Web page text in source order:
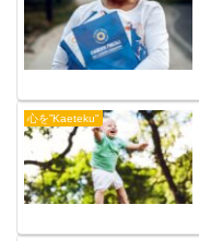
心を”Kaeteku"